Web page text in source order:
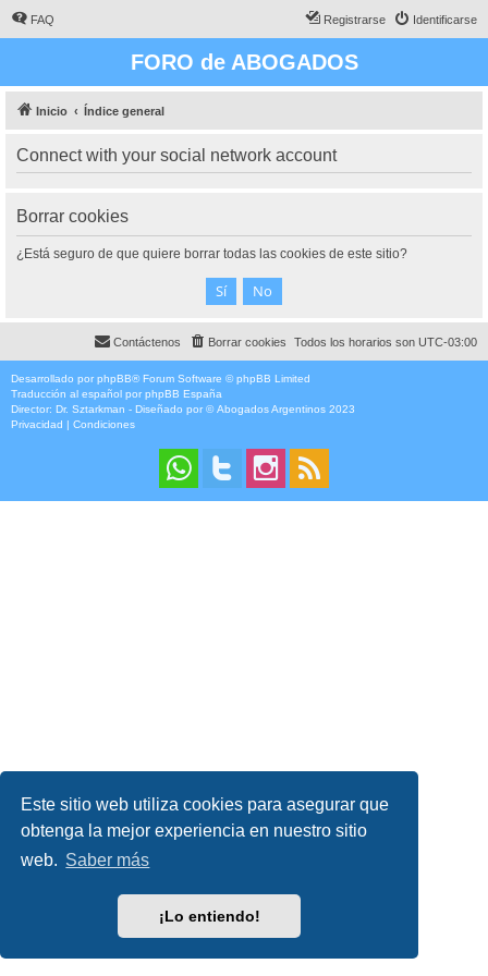
Este sitio web utiliza cookies para asegurar que
obtenga la mejor experiencia en nuestro sitio
web. Saber más
¡Lo entiendo!
FAQ Identificarse
Registrarse
FORO de ABOGADOS
Inicio Índice general
Connect with your social network account
Borrar cookies
¿Está seguro de que quiere borrar todas las cookies de este sitio?
Todos los horarios son UTC-03:00
Borrar cookies
Contáctenos
Desarrollado por phpBB® Forum Software © phpBB Limited
Traducción al español por phpBB España
Director: Dr. Sztarkman - Diseñado por ©Abogados Argentinos 2023
Privacidad | Condiciones